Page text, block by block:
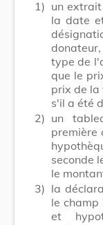
1) un
la date
type de
que le
prix de la
s'il a été
2) un
première
seconde
le
3) la
le
et